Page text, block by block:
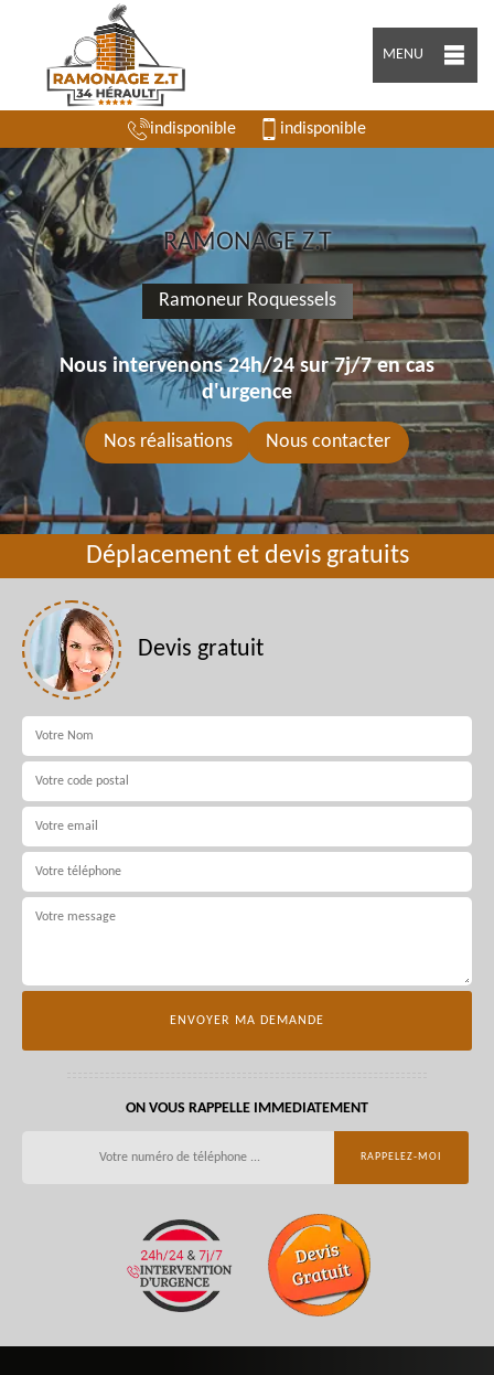
MENU
indisponible indisponible
RAMONAGE Z.T
Ramoneur Roquessels
Nous intervenons 24h/24 sur 7j/7 en cas
d'urgence
Nos réalisations Nous contacter
Déplacement et devis gratuits
Devis gratuit
ON VOUS RAPPELLE IMMEDIATEMENT